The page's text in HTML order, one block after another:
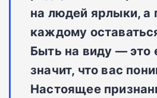
на людей ярлыки, а
каждому
Быть на виду — это
значит, что вас
Настоящее